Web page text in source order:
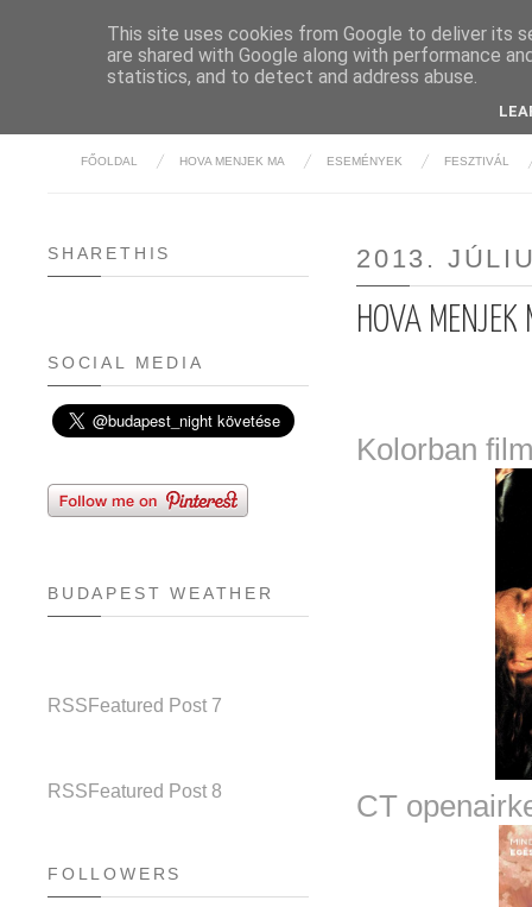
FŐOLDAL HOVA MENJEK MA ESEMÉNYEK FESZTIVÁL
2013.
HOVA
Kolorban
CT
SHARETHIS
SOCIAL MEDIA
BUDAPEST WEATHER
RSS Featured Post 7
RSS Featured Post 8
FOLLOWERS
This site uses cookies from Google to deliver its
are shared with Google along with performance
statistics, and to detect and address abuse.